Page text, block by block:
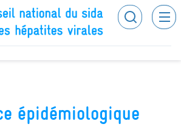
cookies
épidémiologique